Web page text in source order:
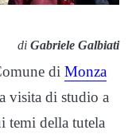
di Gabriele Galbiati
di Monza
visita di studio a
temi della tutela